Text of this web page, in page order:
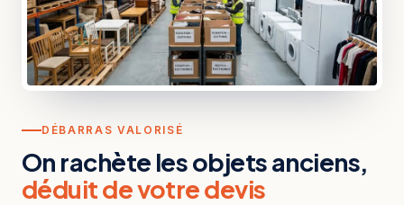
DÉBARRAS VALORISÉ
On rachète les objets anciens,
déduit de votre devis